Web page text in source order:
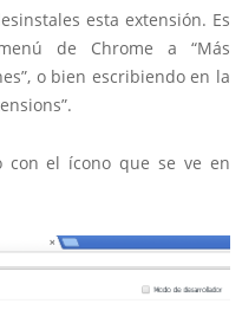
esta extensión. Es
de Chrome a “Más
o bien escribiendo en la
con el ícono que se ve en